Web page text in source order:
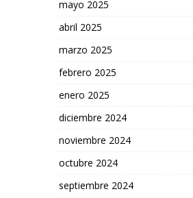
mayo 2025
abril 2025
marzo 2025
febrero 2025
enero 2025
diciembre 2024
noviembre 2024
octubre 2024
septiembre 2024